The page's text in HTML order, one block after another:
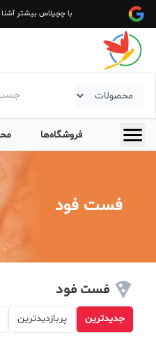
با چچیلاس بیشتر
فروشگاه‌ها
فست فود
فست فود
جدیدترین پربازدیدترین